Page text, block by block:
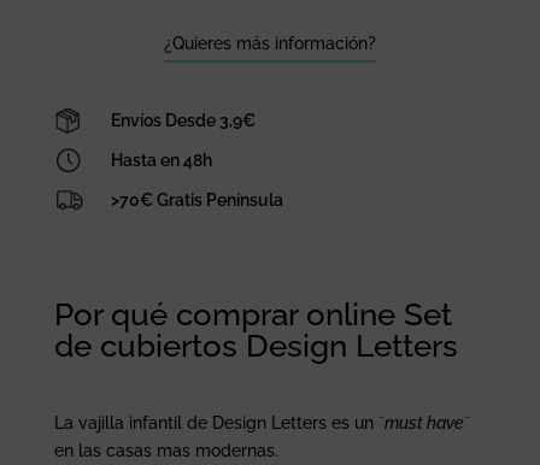
¿Quieres más información?
Envíos Desde 3,9€
Hasta en 48h
>70€ Gratis Península
Por qué comprar online Set
de cubiertos Design Letters
La vajilla infantil de Design Letters es un ¨must have¨
en las casas mas modernas.